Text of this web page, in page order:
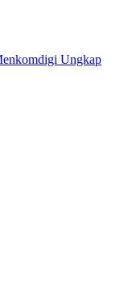
Ungkap